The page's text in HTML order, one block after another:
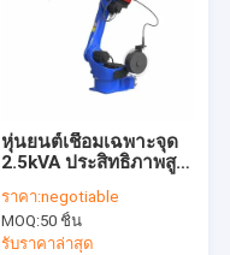
หุ่นยนต์เชื่อมเฉพาะจุด
2.5kVA ประสิทธิภาพสูง
อัตโนมัติอัจฉริยะ
ราคา:negotiable
MOQ:50 ชิ้น
รับราคาล่าสุด